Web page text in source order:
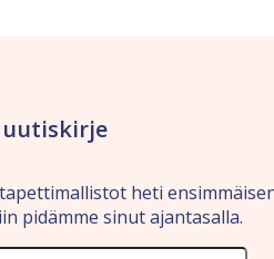
heti
pidämme sinut ajantasalla.